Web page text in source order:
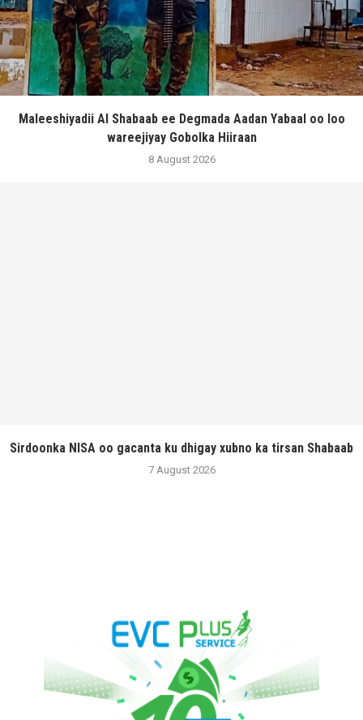
Maleeshiyadii Al Shabaab ee Degmada Aadan Yabaal oo loo
wareejiyay Gobolka Hiiraan
8 August 2026
Sirdoonka NISA oo gacanta ku dhigay xubno ka tirsan Shabaab
7 August 2026